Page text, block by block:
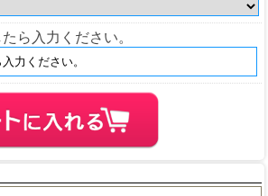
ら入力ください。